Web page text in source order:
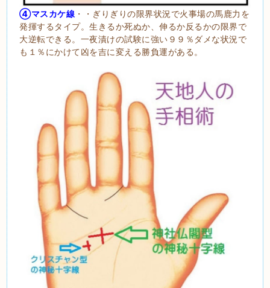
④マスカケ線 ・・ぎりぎりの限界状況で火事場の馬鹿力を
発揮するタイプ。生きるか死ぬか、伸るか反るかの限界で
大逆転できる。一夜漬けの試験に強い９９％ダメな状況で
も１％にかけて凶を吉に変える勝負運がある。